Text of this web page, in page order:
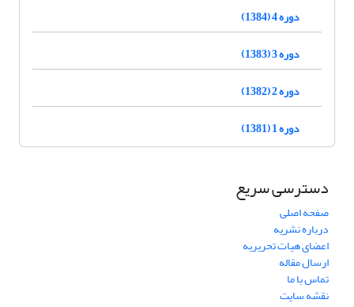
دوره 4 (1384)
دوره 3 (1383)
دوره 2 (1382)
دوره 1 (1381)
دسترسی سریع
صفحه اصلی
درباره نشریه
اعضای هیات تحریریه
ارسال مقاله
تماس با ما
نقشه سایت